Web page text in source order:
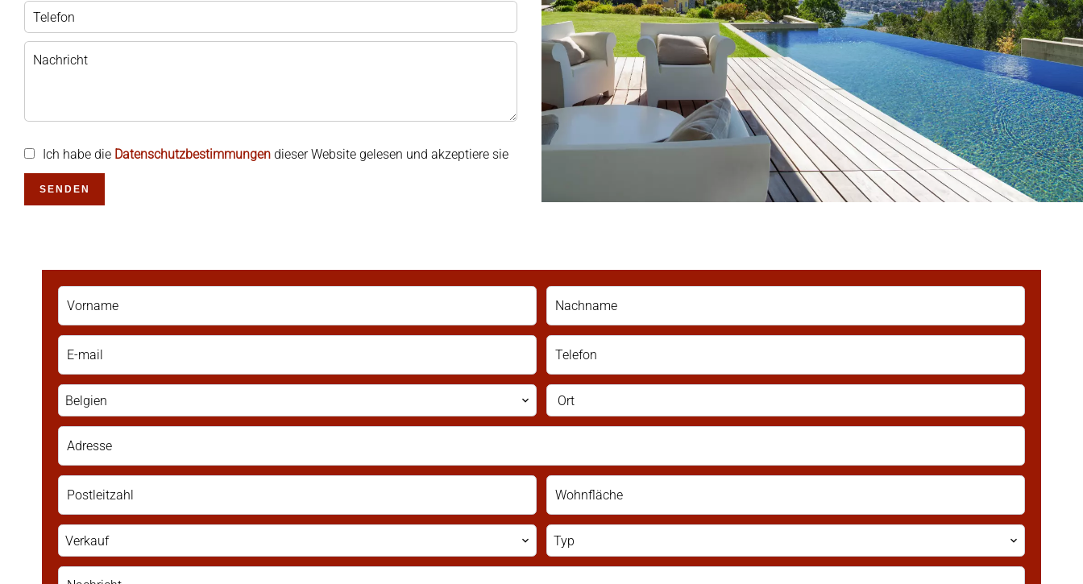
Ich habe die Datenschutzbestimmungen dieser Website gelesen und akzeptiere sie
SENDEN
Belgien Ort
Verkauf Typ